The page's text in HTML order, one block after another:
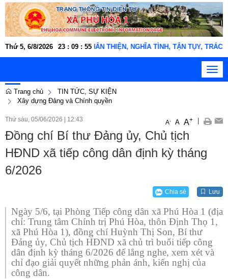
Thứ 5, 6/8/2026 23 : 09 : 55
xã Phú Hòa 1 "THÂN THIỆN, NGHĨA TÌNH, TẬN TỤY, TRÁCH
Trang chủ
TIN TỨC, SỰ KIỆN
Xây dựng Đảng và Chính quyền
Thứ sáu, 05/06/2026 12:43 A- A A+
Đồng chí Bí thư Đảng ủy, Chủ tịch
HĐND xã tiếp công dân định kỳ tháng
6/2026
Chia sẻ Lưu
Ngày 5/6, tại Phòng Tiếp công dân xã Phú Hòa 1 (địa
chỉ: Trung tâm Chính trị Phú Hòa, thôn Định Thọ 1,
xã Phú Hòa 1), đồng chí Huỳnh Thị Son, Bí thư
Đảng ủy, Chủ tịch HĐND xã chủ trì buổi tiếp công
dân định kỳ tháng 6/2026 để lắng nghe, xem xét và
chỉ đạo giải quyết những phản ánh, kiến nghị của
công dân.